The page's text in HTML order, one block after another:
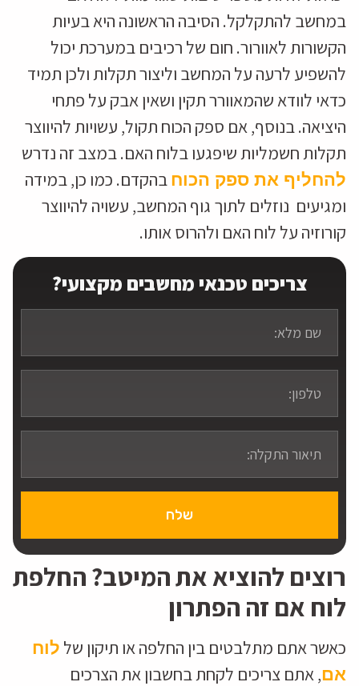
במחשב להתקלקל. הסיבה הראשונה היא בעיות
הקשורות לאוורור. חום של רכיבים במערכת יכול
להשפיע לרעה על המחשב וליצור תקלות ולכן תמיד
כדאי לוודא שהמאוורר תקין ושאין אבק על פתחי
היציאה. בנוסף, אם ספק הכוח תקול, עשויות להיווצר
תקלות חשמליות שיפגעו בלוח האם. במצב זה נדרש
להחליף את ספק הכוח בהקדם. כמו כן, במידה
ומגיעים נוזלים לתוך גוף המחשב, עשויה להיווצר
קורוזיה על לוח האם ולהרוס אותו.
צריכים טכנאי מחשבים מקצועי?
שלח
רוצים להוציא את המיטב? החלפת
לוח אם זה הפתרון
כאשר אתם מתלבטים בין החלפה או תיקון של לוח
אם, אתם צריכים לקחת בחשבון את הצרכים